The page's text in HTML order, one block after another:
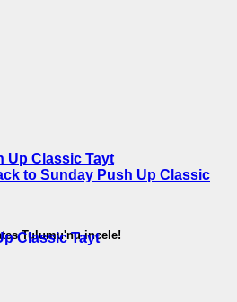
Tulumu'nu incele!
Classic Tayt